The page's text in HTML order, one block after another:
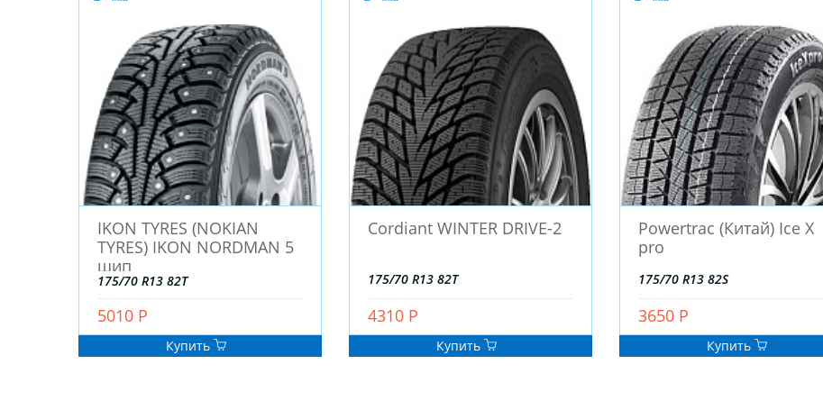
IKON TYRES (NOKIAN
TYRES) IKON NORDMAN 5
шип
175/70 R13 82T
5010 Р
Купить
Cordiant WINTER DRIVE-2
175/70 R13 82T
4310 Р
Купить
Powertrac (Китай) Ice X
pro
175/70 R13 82S
3650 Р
Купить